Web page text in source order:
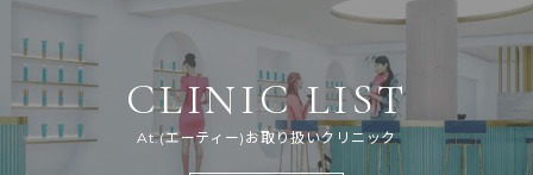
CLINIC LIST
At.(エーティー)お取り扱いクリニック